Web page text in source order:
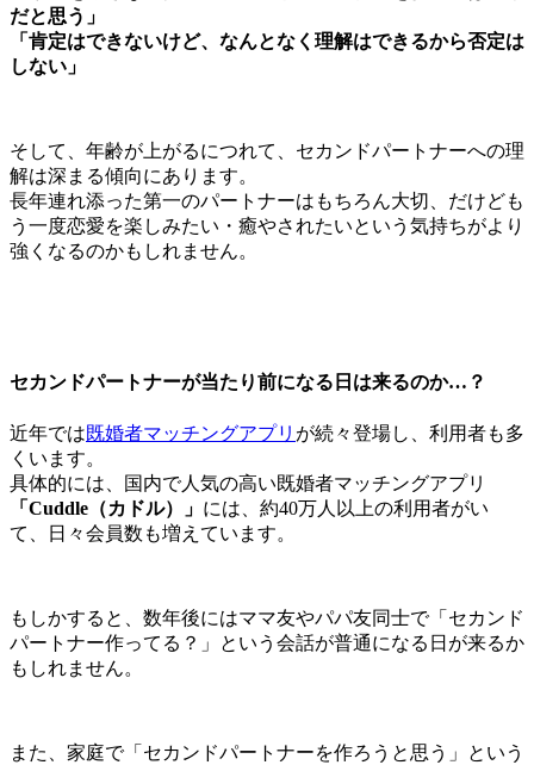
だと思う」
「肯定はできないけど、なんとなく理解はできるから否定は
しない」
そして、年齢が上がるにつれて、セカンドパートナーへの理
解は深まる傾向にあります。
長年連れ添った第一のパートナーはもちろん大切、だけども
う一度恋愛を楽しみたい・癒やされたいという気持ちがより
強くなるのかもしれません。
セカンドパートナーが当たり前になる日は来るのか…？
近年では既婚者マッチングアプリ が続々登場し、利用者も多
くいます。
具体的には、国内で人気の高い既婚者マッチングアプリ
「Cuddle（カドル）」 には、約40万人以上の利用者がい
て、日々会員数も増えています。
もしかすると、数年後にはママ友やパパ友同士で「セカンド
パートナー作ってる？」という会話が普通になる日が来るか
もしれません。
また、家庭で「セカンドパートナーを作ろうと思う」という